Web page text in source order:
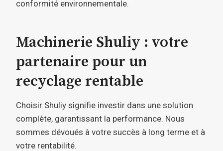
conformité environnementale.
Machinerie Shuliy : votre
partenaire pour un
recyclage rentable
Choisir Shuliy signifie investir dans une solution
complète, garantissant la performance. Nous
sommes dévoués à votre succès à long terme et à
votre rentabilité.